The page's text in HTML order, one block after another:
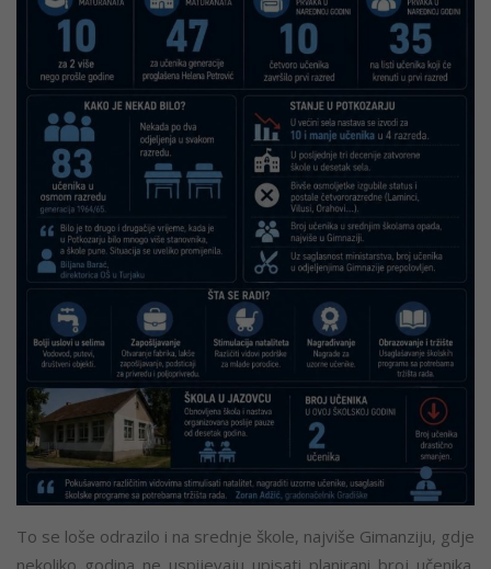
To se loše odrazilo i na srednje škole, najviše Gimanziju, gdje